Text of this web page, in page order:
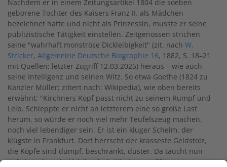
Nachdem er in einem Zeitungsartikel 1804 die soeben
geborene Tochter des Kaisers Franz II. als Mädchen
bezeichnet hatte und nicht als Prinzessin, musste er seine
publizistische Tätigkeit einstellen. Zeitgenossen strichen
seine "wahrhaft monströse Dickleibigkeit" (zit. nach W.
Stricker, Allgemeine Deutsche Biographie 16, 1882, S. 18–21
mit Quellen; letzter Zugriff 12.03.2025) heraus – wie auch
seine Intelligenz und seinen Witz. So etwa Goethe (1824 zu
Kanzler Müller; zitiert nach: Wikipedia), wie oben bereits
erwähnt: "Kirchners Kopf passt nicht zu seinem Rumpf und
Leib. Schleppte er nicht an letzterem eine so große Last
herum, so würde er noch viel mehr Teufelszeug machen,
noch viel lebendiger sein. Er ist ein kluger Schelm, der
klügste in Frankfurt. Dort herrscht der krasseste Geldstolz,
die Köpfe sind dumpf, beschränkt, düster. Da taucht nun
auf einmal so ein Lichtkopf wie Kirchner auf!"